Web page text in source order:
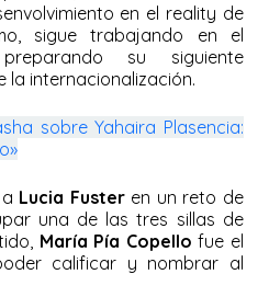
en el reality de
sigue trabajando en el
su siguiente
la internacionalización.
sobre Yahaira Plasencia:
Lucia Fusteren un reto de
una de las tres sillas de
María Pía Copello fue el
calificar y nombrar al